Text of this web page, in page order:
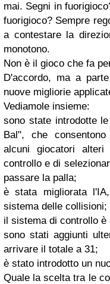
mai. Segni in
fuorigioco? Sempre
a contestare la
monotono.
Non è il gioco che fa
D'accordo, ma a
nuove migliorie
Vediamole insieme:
sono state introdotte
Bal", che
alcuni giocatori
controllo e di
passare la palla;
è stata migliorata
sistema delle collisioni;
il sistema di controllo è
sono stati aggiunti
arrivare il totale a 31;
è stato introdotto un
Quale la scelta tra le